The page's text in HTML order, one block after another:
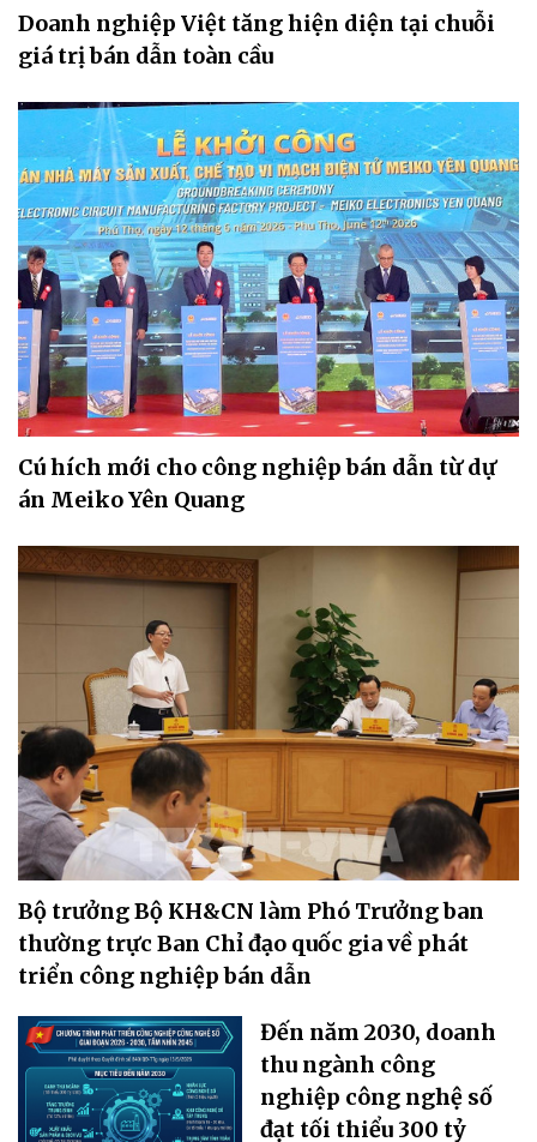
Doanh nghiệp Việt tăng hiện diện tại chuỗi
giá trị bán dẫn toàn cầu
Cú hích mới cho công nghiệp bán dẫn từ dự
án Meiko Yên Quang
Bộ trưởng Bộ KH&CN làm Phó Trưởng ban
thường trực Ban Chỉ đạo quốc gia về phát
triển công nghiệp bán dẫn
Đến năm 2030, doanh
thu ngành công
nghiệp công nghệ số
đạt tối thiểu 300 tỷ